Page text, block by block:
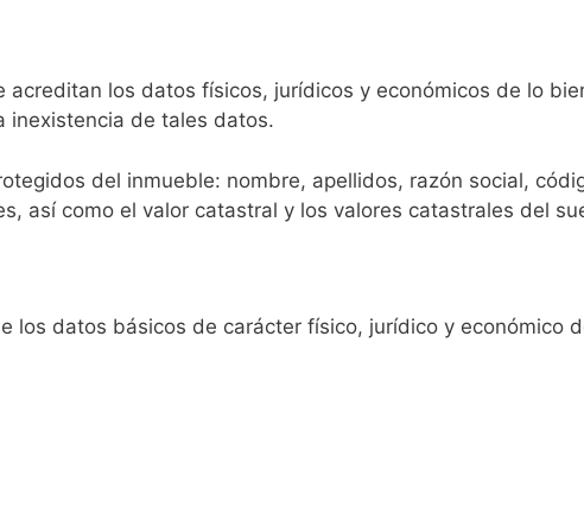
los datos físicos, jurídicos y económicos de lo
inexistencia de tales datos.
del inmueble: nombre, apellidos, razón social,
así como el valor catastral y los valores catastrales del
datos básicos de carácter físico, jurídico y económico